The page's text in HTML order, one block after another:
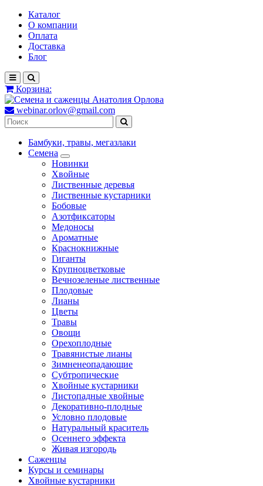
Каталог
О компании
Оплата
Доставка
Блог
Корзина:
webinar.orlov@gmail.com
Бамбуки, травы, мегазлаки
Семена
Новинки
Хвойные
Лиственные деревья
Лиственные кустарники
Бобовые
Азотфиксаторы
Медоносы
Ароматные
Краснокнижные
Гиганты
Крупноцветковые
Вечнозеленые лиственные
Плодовые
Лианы
Цветы
Травы
Овощи
Орехоплодные
Травянистые лианы
Зимненеопадающие
Субтропические
Хвойные кустарники
Листопадные хвойные
Декоративно-плодные
Условно плодовые
Натуральный краситель
Осеннего эффекта
Живая изгородь
Саженцы
Курсы и семинары
Хвойные кустарники